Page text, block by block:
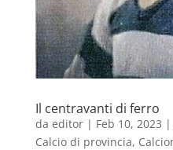
Il centravanti di ferro
da editor| Feb 10, 2023 |
Calcio di provincia,